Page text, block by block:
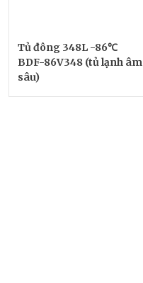
Tủ đông 348L -86℃
BDF-86V348 (tủ lạnh âm
sâu)